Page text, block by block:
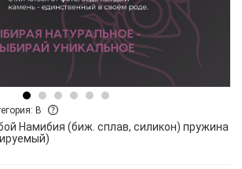
B
Намибия (биж. сплав, силикон) пружина